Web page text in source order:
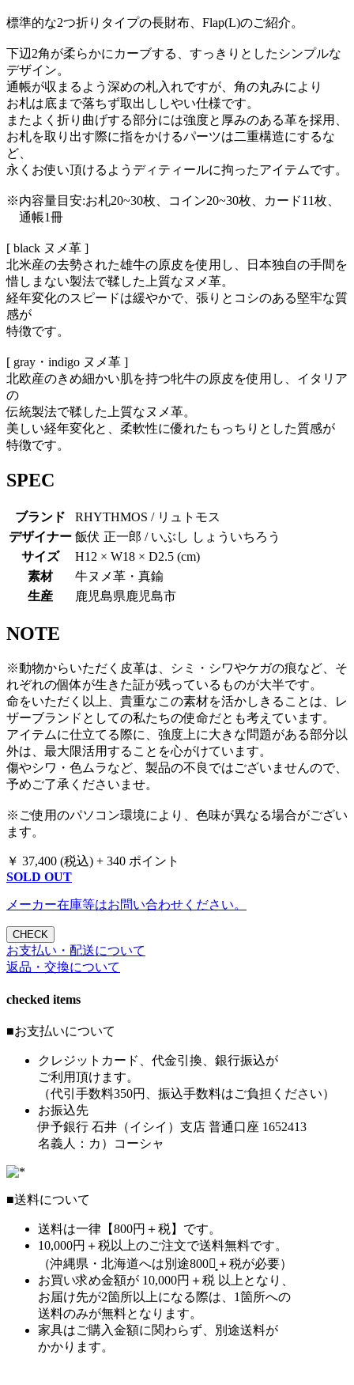
標準的な2つ折りタイプの長財布、Flap(L)のご紹介。
下辺2角が柔らかにカーブする、すっきりとしたシンプルな
デザイン。
通帳が収まるよう深めの札入れですが、角の丸みにより
お札は底まで落ちず取出ししやい仕様です。
またよく折り曲げする部分には強度と厚みのある革を採用、
お札を取り出す際に指をかけるパーツは二重構造にするな
ど、
永くお使い頂けるようディティールに拘ったアイテムです。
※内容量目安:お札20~30枚、コイン20~30枚、カード11枚、
通帳1冊
[ black ヌメ革 ]
北米産の去勢された雄牛の原皮を使用し、日本独自の手間を
惜しまない製法で鞣した上質なヌメ革。
経年変化のスピードは緩やかで、張りとコシのある堅牢な質
感が
特徴です。
[ gray・indigo ヌメ革 ]
北欧産のきめ細かい肌を持つ牝牛の原皮を使用し、イタリア
の
伝統製法で鞣した上質なヌメ革。
美しい経年変化と、柔軟性に優れたもっちりとした質感が
特徴です。
SPEC
ブランド
RHYTHMOS / リュトモス
デザイナー 飯伏 正一郎 / いぶし しょういちろう
サイズ
H12 × W18 × D2.5 (cm)
素材
牛ヌメ革・真鍮
生産
鹿児島県鹿児島市
NOTE
※動物からいただく皮革は、シミ・シワやケガの痕など、そ
れぞれの個体が生きた証が残っているものが大半です。
命をいただく以上、貴重なこの素材を活かしきることは、レ
ザーブランドとしての私たちの使命だとも考えています。
アイテムに仕立てる際に、強度上に大きな問題がある部分以
外は、最大限活用することを心がけています。
傷やシワ・色ムラなど、製品の不良ではございませんので、
予めご了承くださいませ。
※ご使用のパソコン環境により、色味が異なる場合がござい
ます。
￥ 37,400 (税込) + 340 ポイント
SOLD OUT
メーカー在庫等はお問い合わせください。
CHECK
お支払い・配送について
返品・交換について
checked items
■お支払いについて
クレジットカード、代金引換、銀行振込が
ご利用頂けます。
（代引手数料350円、振込手数料はご負担ください）
お振込先
伊予銀行 石井（イシイ）支店 普通口座 1652413
名義人：カ）コーシャ
■送料について
送料は一律【800円＋税】です。
10,000円＋税以上のご注文で送料無料です。
（沖縄県・北海道へは別途800円̟＋税が必要）
お買い求め金額が 10,000円＋税 以上となり、
お届け先が2箇所以上になる際は、1箇所への
送料のみが無料となります。
家具はご購入金額に関わらず、別途送料が
かかります。